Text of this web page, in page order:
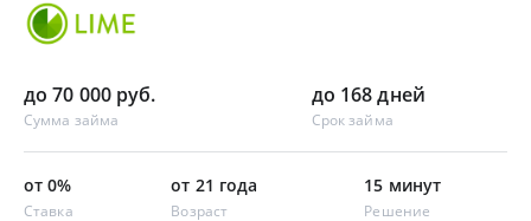
до 70 000 руб.
Сумма займа
до 168 дней
Срок займа
от 0%
Ставка
от 21 года
Возраст
15 минут
Решение